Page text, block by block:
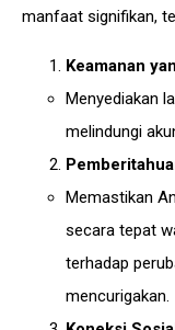
manfaat signifikan,
Keamanan
Menyediakan
melindungi
Memastikan
secara tepat
terhadap
mencurigakan.